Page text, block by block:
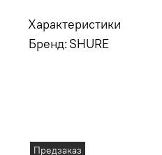
Характеристики
Бренд:SHURE
Предзаказ